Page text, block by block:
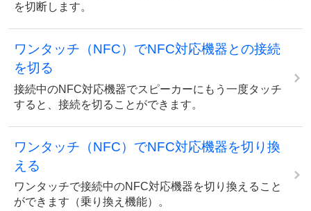
を切断します。
ワンタッチ（NFC）でNFC対応機器との接続
を切る
接続中のNFC対応機器でスピーカーにもう一度タッチ
すると、接続を切ることができます。
ワンタッチ（NFC）でNFC対応機器を切り換
える
ワンタッチで接続中のNFC対応機器を切り換えること
ができます（乗り換え機能）。